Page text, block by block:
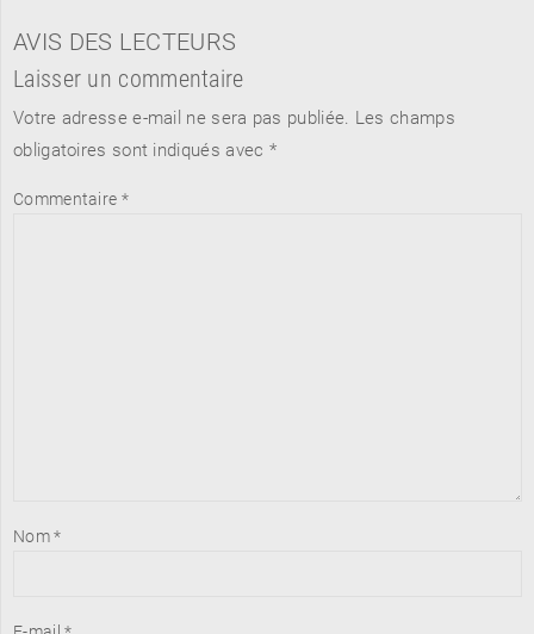
AVIS DES LECTEURS
Laisser un commentaire
Votre adresse e-mail ne sera pas publiée. Les champs
obligatoires sont indiqués avec *
Commentaire *
Nom*